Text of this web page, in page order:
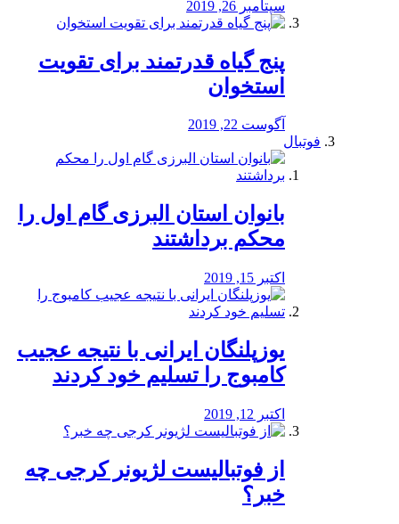
سپتامبر 26, 2019
پنج گیاه قدرتمند برای تقویت
استخوان
آگوست 22, 2019
فوتبال
بانوان استان البرزی گام اول را
محكم برداشتند
اکتبر 15, 2019
یوزپلنگان ایرانی با نتیجه عجیب
کامبوج را تسلیم خود کردند
اکتبر 12, 2019
از فوتبالیست لژیونر کرجی چه
خبر؟